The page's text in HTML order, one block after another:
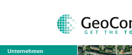
Unternehmen